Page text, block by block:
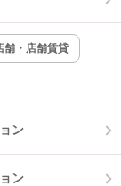
ネット無料
に反映
舗・店舗賃貸
ン
ン